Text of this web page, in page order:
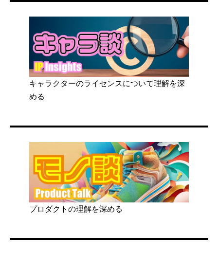
キャラクターのライセンスについて理解を深
める
プロダクトの理解を深める